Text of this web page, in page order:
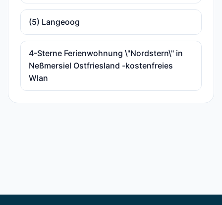
(5) Langeoog
4-Sterne Ferienwohnung \"Nordstern\" in
Neßmersiel Ostfriesland -kostenfreies
Wlan